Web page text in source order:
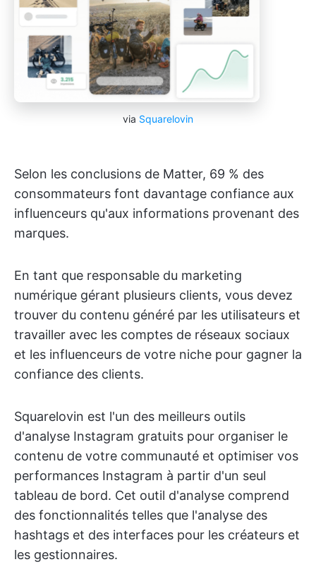
via Squarelovin
Selon les conclusions de Matter, 69 % des
consommateurs font davantage confiance aux
influenceurs qu'aux informations provenant des
marques.
En tant que responsable du marketing
numérique gérant plusieurs clients, vous devez
trouver du contenu généré par les utilisateurs et
travailler avec les comptes de réseaux sociaux
et les influenceurs de votre niche pour gagner la
confiance des clients.
Squarelovin est l'un des meilleurs outils
d'analyse Instagram gratuits pour organiser le
contenu de votre communauté et optimiser vos
performances Instagram à partir d'un seul
tableau de bord. Cet outil d'analyse comprend
des fonctionnalités telles que l'analyse des
hashtags et des interfaces pour les créateurs et
les gestionnaires.